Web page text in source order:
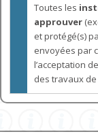
Toutes les
approuver
et protégé(s)
envoyées par
l’acceptation
des travaux